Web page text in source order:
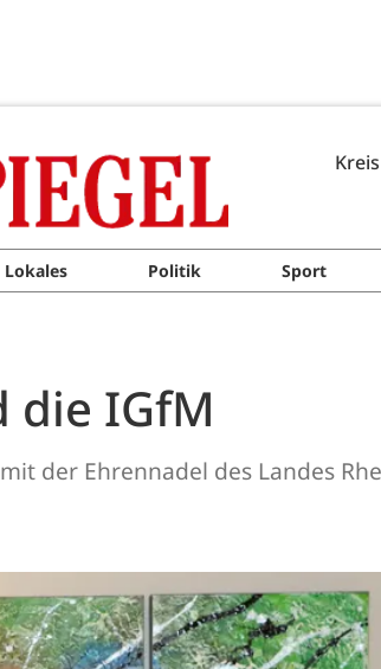
Lokales Politik Sport
die IGfM
der Ehrennadel des Landes